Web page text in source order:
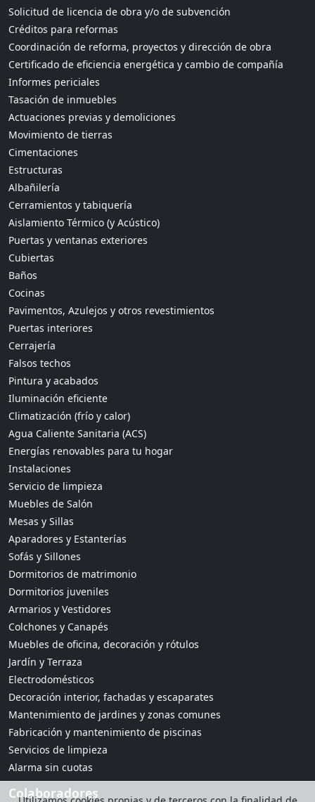
Solicitud de licencia de obra y/o de subvención
Créditos para reformas
Coordinación de reforma, proyectos y dirección de obra
Certificado de eficiencia energética y cambio de compañía
Informes periciales
Tasación de inmuebles
Actuaciones previas y demoliciones
Movimiento de tierras
Cimentaciones
Estructuras
Albañilería
Cerramientos y tabiquería
Aislamiento Térmico (y Acústico)
Puertas y ventanas exteriores
Cubiertas
Baños
Cocinas
Pavimentos, Azulejos y otros revestimientos
Puertas interiores
Cerrajería
Falsos techos
Pintura y acabados
Iluminación eficiente
Climatización (frío y calor)
Agua Caliente Sanitaria (ACS)
Energías renovables para tu hogar
Instalaciones
Servicio de limpieza
Muebles de Salón
Mesas y Sillas
Aparadores y Estanterías
Sofás y Sillones
Dormitorios de matrimonio
Dormitorios juveniles
Armarios y Vestidores
Colchones y Canapés
Muebles de oficina, decoración y rótulos
Jardín y Terraza
Electrodomésticos
Decoración interior, fachadas y escaparates
Mantenimiento de jardines y zonas comunes
Fabricación y mantenimiento de piscinas
Servicios de limpieza
Alarma sin cuotas
Colaboradores